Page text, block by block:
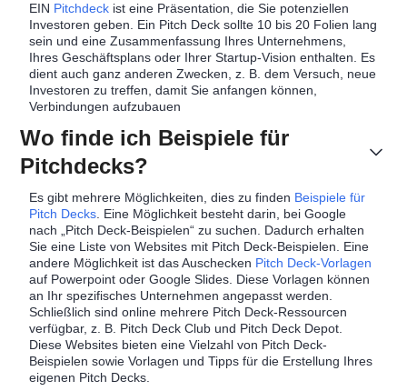
EIN Pitchdeck ist eine Präsentation, die Sie potenziellen
Investoren geben. Ein Pitch Deck sollte 10 bis 20 Folien lang
sein und eine Zusammenfassung Ihres Unternehmens,
Ihres Geschäftsplans oder Ihrer Startup-Vision enthalten. Es
dient auch ganz anderen Zwecken, z. B. dem Versuch, neue
Investoren zu treffen, damit Sie anfangen können,
Verbindungen aufzubauen
Wo finde ich Beispiele für
Pitchdecks?
Es gibt mehrere Möglichkeiten, dies zu finden Beispiele für
Pitch Decks . Eine Möglichkeit besteht darin, bei Google
nach „Pitch Deck-Beispielen“ zu suchen. Dadurch erhalten
Sie eine Liste von Websites mit Pitch Deck-Beispielen. Eine
andere Möglichkeit ist das Auschecken Pitch Deck-Vorlagen
auf Powerpoint oder Google Slides. Diese Vorlagen können
an Ihr spezifisches Unternehmen angepasst werden.
Schließlich sind online mehrere Pitch Deck-Ressourcen
verfügbar, z. B. Pitch Deck Club und Pitch Deck Depot.
Diese Websites bieten eine Vielzahl von Pitch Deck-
Beispielen sowie Vorlagen und Tipps für die Erstellung Ihres
eigenen Pitch Decks.